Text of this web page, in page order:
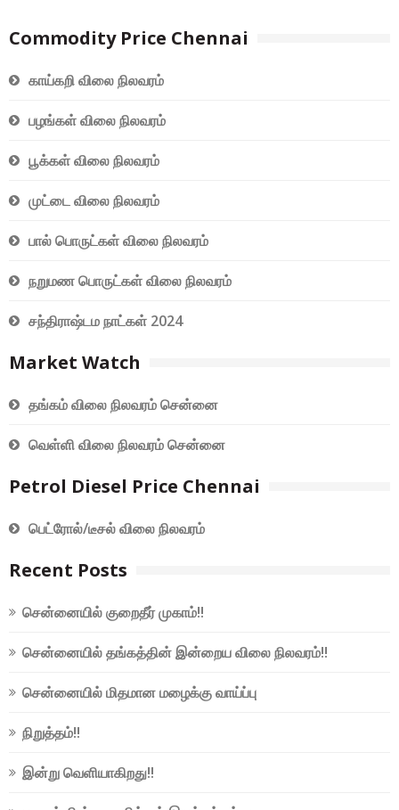
Commodity Price Chennai
காய்கறி விலை நிலவரம்
பழங்கள் விலை நிலவரம்
பூக்கள் விலை நிலவரம்
முட்டை விலை நிலவரம்
பால் பொருட்கள் விலை நிலவரம்
நறுமண பொருட்கள் விலை நிலவரம்
சந்திராஷ்டம நாட்கள் 2024
Market Watch
தங்கம் விலை நிலவரம் சென்னை
வெள்ளி விலை நிலவரம் சென்னை
Petrol Diesel Price Chennai
பெட்ரோல்/டீசல் விலை நிலவரம்
Recent Posts
சென்னையில் குறைதீர் முகாம்!!
சென்னையில் தங்கத்தின் இன்றைய விலை நிலவரம்!!
சென்னையில் மிதமான மழைக்கு வாய்ப்பு
நிறுத்தம்!!
இன்று வெளியாகிறது!!